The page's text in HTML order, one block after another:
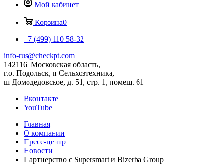
Мой кабинет
Корзина0
+7 (499) 110 58-32
info-rus@checkpt.com
142116, Московская область,
г.о. Подольск, п Сельхозтехника,
ш Домодедовское, д. 51, стр. 1, помещ. 61
Вконтакте
YouTube
Главная
О компании
Пресс-центр
Новости
Партнерство с Supersmart и Bizerba Group